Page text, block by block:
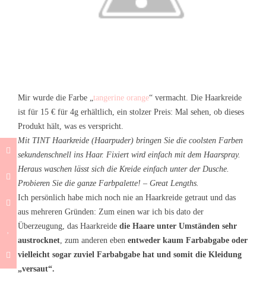
Mir wurde die Farbe „tangerine orange“ vermacht. Die Haarkreide
ist für 15 € für 4g erhältlich, ein stolzer Preis: Mal sehen, ob dieses
Produkt hält, was es verspricht.
Mit TINT Haarkreide (Haarpuder) bringen Sie die coolsten Farben
sekundenschnell ins Haar. Fixiert wird einfach mit dem Haarspray.
Heraus waschen lässt sich die Kreide einfach unter der Dusche.
Probieren Sie die ganze Farbpalette! – Great Lengths.
Ich persönlich habe mich noch nie an Haarkreide getraut und das
aus mehreren Gründen: Zum einen war ich bis dato der
Überzeugung, das Haarkreide die Haare unter Umständen sehr
austrocknet, zum anderen eben entweder kaum Farbabgabe oder
vielleicht sogar zuviel Farbabgabe hat und somit die Kleidung
„versaut“.